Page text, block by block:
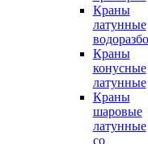
Краны
латунные
Краны
конусные
латунные
Краны
шаровые
латунные
со